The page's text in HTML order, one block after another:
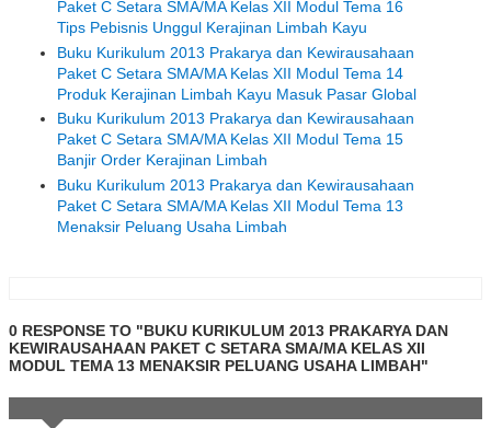
Paket C Setara SMA/MA Kelas XII Modul Tema 16
Tips Pebisnis Unggul Kerajinan Limbah Kayu
Buku Kurikulum 2013 Prakarya dan Kewirausahaan
Paket C Setara SMA/MA Kelas XII Modul Tema 14
Produk Kerajinan Limbah Kayu Masuk Pasar Global
Buku Kurikulum 2013 Prakarya dan Kewirausahaan
Paket C Setara SMA/MA Kelas XII Modul Tema 15
Banjir Order Kerajinan Limbah
Buku Kurikulum 2013 Prakarya dan Kewirausahaan
Paket C Setara SMA/MA Kelas XII Modul Tema 13
Menaksir Peluang Usaha Limbah
0 RESPONSE TO "BUKU KURIKULUM 2013 PRAKARYA DAN
KEWIRAUSAHAAN PAKET C SETARA SMA/MA KELAS XII
MODUL TEMA 13 MENAKSIR PELUANG USAHA LIMBAH"